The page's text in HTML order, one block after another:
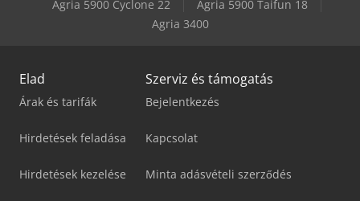
Weinbrenner Tsv 6/3050
Agria 5900 Cyclone 22
Agria 5900 Taifun 18
Agria 3400
Elad
Árak és tarifák
Hirdetések feladása
Hirdetések kezelése
Szerviz és támogatás
Bejelentkezés
Kapcsolat
Minta adásvételi szerződés